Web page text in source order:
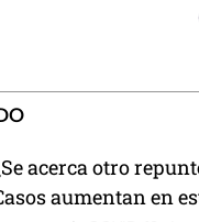
acerca otro
aumentan en